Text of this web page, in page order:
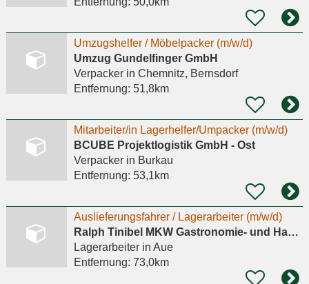
Umzugshelfer / Möbelpacker (m/w/d)
Umzug Gundelfinger GmbH
Verpackerin Chemnitz, Bernsdorf
Entfernung: 51,8km
Mitarbeiter/in Lagerhelfer/Umpacker (m/w/d)
BCUBE Projektlogistik GmbH - Ost
Verpackerin Burkau
Entfernung: 53,1km
Auslieferungsfahrer / Lagerarbeiter (m/w/d)
Ralph Tinibel MKW Gastronomie- und Handelstechnik Aue
Lagerarbeiterin Aue
Entfernung: 73,0km